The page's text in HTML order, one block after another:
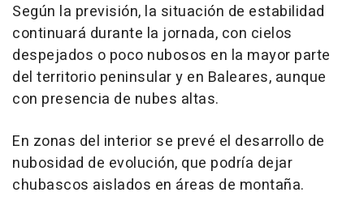
Según la previsión, la situación de estabilidad
continuará durante la jornada, con cielos
despejados o poco nubosos en la mayor parte
del territorio peninsular y en Baleares, aunque
con presencia de nubes altas.
En zonas del interior se prevé el desarrollo de
nubosidad de evolución, que podría dejar
chubascos aislados en áreas de montaña.